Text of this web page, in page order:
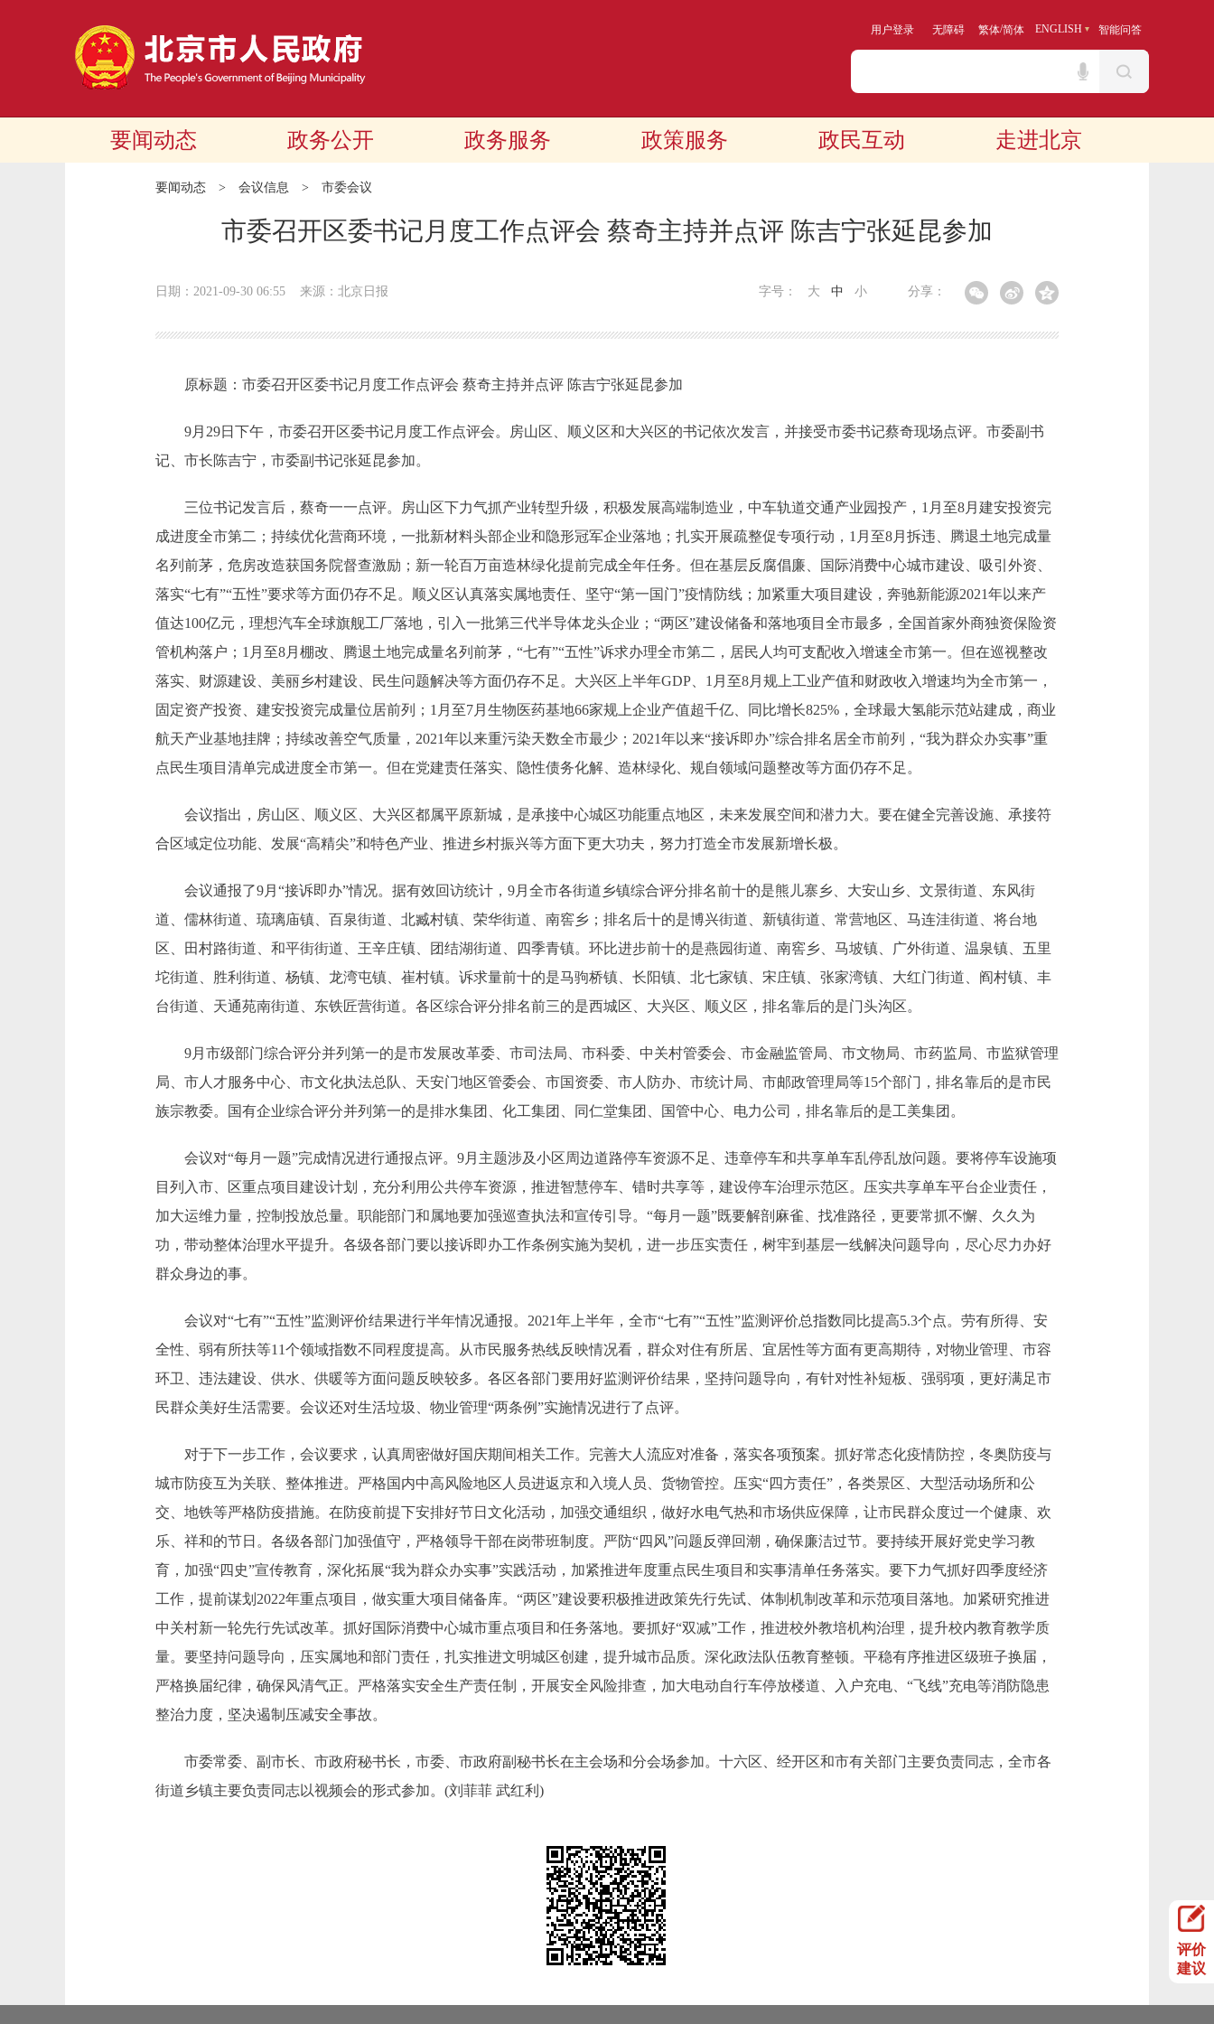
用户登录 无障碍 繁体/简体 ENGLISH 智能问答
要闻动态 政务公开 政务服务 政策服务 政民互动 走进北京
要闻动态 > 会议信息 > 市委会议
市委召开区委书记月度工作点评会 蔡奇主持并点评 陈吉宁张延昆参加
日期：2021-09-30 06:55 来源：北京日报 分享：
字号： 大 中 小
原标题：市委召开区委书记月度工作点评会 蔡奇主持并点评 陈吉宁张延昆参加
9月29日下午，市委召开区委书记月度工作点评会。房山区、顺义区和大兴区的书记依次发言，并接受市委书记蔡奇现场点评。市委副书
记、市长陈吉宁，市委副书记张延昆参加。
三位书记发言后，蔡奇一一点评。房山区下力气抓产业转型升级，积极发展高端制造业，中车轨道交通产业园投产，1月至8月建安投资完
成进度全市第二；持续优化营商环境，一批新材料头部企业和隐形冠军企业落地；扎实开展疏整促专项行动，1月至8月拆违、腾退土地完成量
名列前茅，危房改造获国务院督查激励；新一轮百万亩造林绿化提前完成全年任务。但在基层反腐倡廉、国际消费中心城市建设、吸引外资、
落实“七有”“五性”要求等方面仍存不足。顺义区认真落实属地责任、坚守“第一国门”疫情防线；加紧重大项目建设，奔驰新能源2021年以来产
值达100亿元，理想汽车全球旗舰工厂落地，引入一批第三代半导体龙头企业；“两区”建设储备和落地项目全市最多，全国首家外商独资保险资
管机构落户；1月至8月棚改、腾退土地完成量名列前茅，“七有”“五性”诉求办理全市第二，居民人均可支配收入增速全市第一。但在巡视整改
落实、财源建设、美丽乡村建设、民生问题解决等方面仍存不足。大兴区上半年GDP、1月至8月规上工业产值和财政收入增速均为全市第一，
固定资产投资、建安投资完成量位居前列；1月至7月生物医药基地66家规上企业产值超千亿、同比增长825%，全球最大氢能示范站建成，商业
航天产业基地挂牌；持续改善空气质量，2021年以来重污染天数全市最少；2021年以来“接诉即办”综合排名居全市前列，“我为群众办实事”重
点民生项目清单完成进度全市第一。但在党建责任落实、隐性债务化解、造林绿化、规自领域问题整改等方面仍存不足。
会议指出，房山区、顺义区、大兴区都属平原新城，是承接中心城区功能重点地区，未来发展空间和潜力大。要在健全完善设施、承接符
合区域定位功能、发展“高精尖”和特色产业、推进乡村振兴等方面下更大功夫，努力打造全市发展新增长极。
会议通报了9月“接诉即办”情况。据有效回访统计，9月全市各街道乡镇综合评分排名前十的是熊儿寨乡、大安山乡、文景街道、东风街
道、儒林街道、琉璃庙镇、百泉街道、北臧村镇、荣华街道、南窖乡；排名后十的是博兴街道、新镇街道、常营地区、马连洼街道、将台地
区、田村路街道、和平街街道、王辛庄镇、团结湖街道、四季青镇。环比进步前十的是燕园街道、南窖乡、马坡镇、广外街道、温泉镇、五里
坨街道、胜利街道、杨镇、龙湾屯镇、崔村镇。诉求量前十的是马驹桥镇、长阳镇、北七家镇、宋庄镇、张家湾镇、大红门街道、阎村镇、丰
台街道、天通苑南街道、东铁匠营街道。各区综合评分排名前三的是西城区、大兴区、顺义区，排名靠后的是门头沟区。
9月市级部门综合评分并列第一的是市发展改革委、市司法局、市科委、中关村管委会、市金融监管局、市文物局、市药监局、市监狱管理
局、市人才服务中心、市文化执法总队、天安门地区管委会、市国资委、市人防办、市统计局、市邮政管理局等15个部门，排名靠后的是市民
族宗教委。国有企业综合评分并列第一的是排水集团、化工集团、同仁堂集团、国管中心、电力公司，排名靠后的是工美集团。
会议对“每月一题”完成情况进行通报点评。9月主题涉及小区周边道路停车资源不足、违章停车和共享单车乱停乱放问题。要将停车设施项
目列入市、区重点项目建设计划，充分利用公共停车资源，推进智慧停车、错时共享等，建设停车治理示范区。压实共享单车平台企业责任，
加大运维力量，控制投放总量。职能部门和属地要加强巡查执法和宣传引导。“每月一题”既要解剖麻雀、找准路径，更要常抓不懈、久久为
功，带动整体治理水平提升。各级各部门要以接诉即办工作条例实施为契机，进一步压实责任，树牢到基层一线解决问题导向，尽心尽力办好
群众身边的事。
会议对“七有”“五性”监测评价结果进行半年情况通报。2021年上半年，全市“七有”“五性”监测评价总指数同比提高5.3个点。劳有所得、安
全性、弱有所扶等11个领域指数不同程度提高。从市民服务热线反映情况看，群众对住有所居、宜居性等方面有更高期待，对物业管理、市容
环卫、违法建设、供水、供暖等方面问题反映较多。各区各部门要用好监测评价结果，坚持问题导向，有针对性补短板、强弱项，更好满足市
民群众美好生活需要。会议还对生活垃圾、物业管理“两条例”实施情况进行了点评。
对于下一步工作，会议要求，认真周密做好国庆期间相关工作。完善大人流应对准备，落实各项预案。抓好常态化疫情防控，冬奥防疫与
城市防疫互为关联、整体推进。严格国内中高风险地区人员进返京和入境人员、货物管控。压实“四方责任”，各类景区、大型活动场所和公
交、地铁等严格防疫措施。在防疫前提下安排好节日文化活动，加强交通组织，做好水电气热和市场供应保障，让市民群众度过一个健康、欢
乐、祥和的节日。各级各部门加强值守，严格领导干部在岗带班制度。严防“四风”问题反弹回潮，确保廉洁过节。要持续开展好党史学习教
育，加强“四史”宣传教育，深化拓展“我为群众办实事”实践活动，加紧推进年度重点民生项目和实事清单任务落实。要下力气抓好四季度经济
工作，提前谋划2022年重点项目，做实重大项目储备库。“两区”建设要积极推进政策先行先试、体制机制改革和示范项目落地。加紧研究推进
中关村新一轮先行先试改革。抓好国际消费中心城市重点项目和任务落地。要抓好“双减”工作，推进校外教培机构治理，提升校内教育教学质
量。要坚持问题导向，压实属地和部门责任，扎实推进文明城区创建，提升城市品质。深化政法队伍教育整顿。平稳有序推进区级班子换届，
严格换届纪律，确保风清气正。严格落实安全生产责任制，开展安全风险排查，加大电动自行车停放楼道、入户充电、“飞线”充电等消防隐患
整治力度，坚决遏制压减安全事故。
市委常委、副市长、市政府秘书长，市委、市政府副秘书长在主会场和分会场参加。十六区、经开区和市有关部门主要负责同志，全市各
街道乡镇主要负责同志以视频会的形式参加。(刘菲菲 武红利)
评价
建议